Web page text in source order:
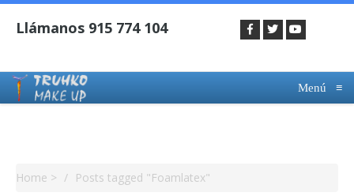
Menú ≡
Home > Posts tagged "Foamlatex"